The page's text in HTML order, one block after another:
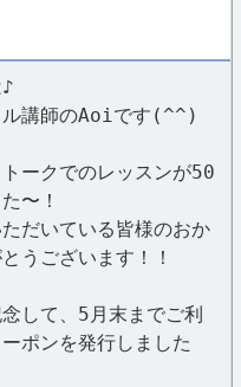
ル講師のAoiです(^^)
ークでのレッスンが50
〜！
だいている皆様のおか
うございます！！
して、5月末までご利
ポンを発行しました